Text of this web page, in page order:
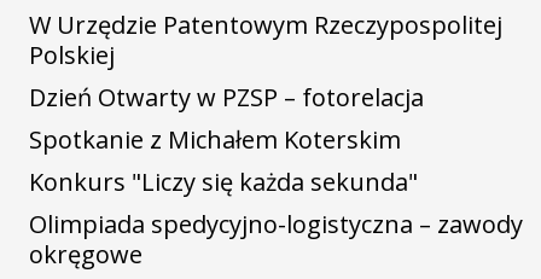
W Urzędzie Patentowym Rzeczypospolitej
Polskiej
Dzień Otwarty w PZSP – fotorelacja
Spotkanie z Michałem Koterskim
Konkurs "Liczy się każda sekunda"
Olimpiada spedycyjno-logistyczna – zawody
okręgowe